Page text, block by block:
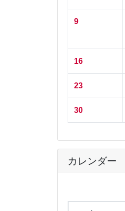
9
16
23
30
カレンダー